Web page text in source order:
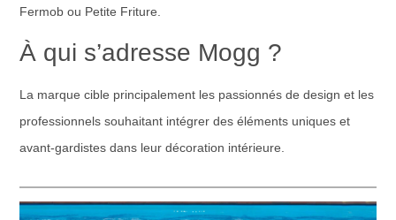
Fermob ou Petite Friture.
À qui s’adresse Mogg ?
La marque cible principalement les passionnés de design et les
professionnels souhaitant intégrer des éléments uniques et
avant-gardistes dans leur décoration intérieure.